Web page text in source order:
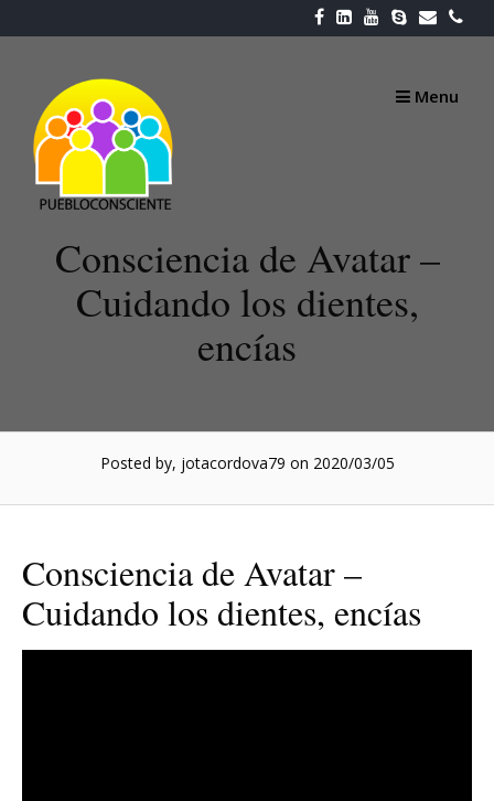
to
Menu
Consciencia de Avatar –
Cuidando los dientes,
encías
Posted by, jotacordova79 on 2020/03/05
Consciencia de Avatar –
Cuidando los dientes, encías